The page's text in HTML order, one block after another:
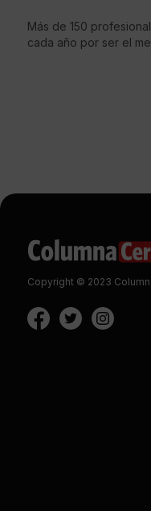
Más de 150
cada año por ser el
Copyright © 2023